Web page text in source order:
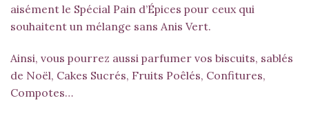
aisément le Spécial Pain d’Épices pour ceux qui
souhaitent un mélange sans Anis Vert.
Ainsi, vous pourrez aussi parfumer vos biscuits, sablés
de Noël, Cakes Sucrés, Fruits Poêlés, Confitures,
Compotes…